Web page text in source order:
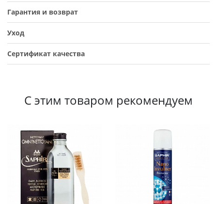
Гарантия и возврат
Уход
Сертификат качества
С этим товаром рекомендуем